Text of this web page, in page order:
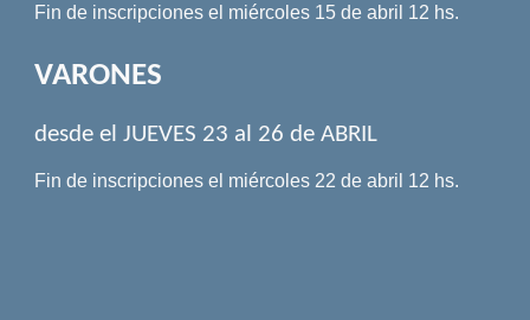
Fin de inscripciones el miércoles 15 de abril 12 hs.
VARONES
desde el JUEVES 23 al 26 de ABRIL
Fin de inscripciones el miércoles 22 de abril 12 hs.